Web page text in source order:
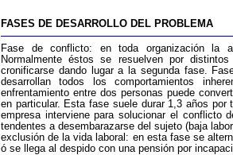
FASES DE DESARROLLO DEL PROBLEMA
Fase de conflicto: en toda organización la
Normalmente éstos se resuelven por
cronificarse dando lugar a la segunda fase.
desarrollan todos los comportamientos
enfrentamiento entre dos personas puede
en particular. Esta fase suele durar 1,3 años
empresa interviene para solucionar el conflicto
tendentes a desembarazarse del sujeto (baja
exclusión de la vida laboral: en esta fase se
ó se llega al despido con una pensión por